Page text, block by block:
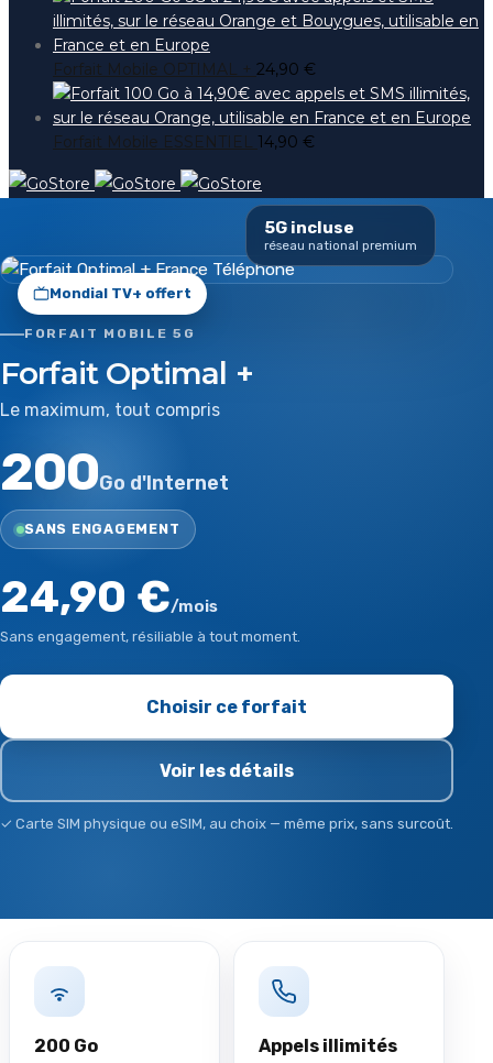
Forfait Mobile OPTIMAL + 24,90 €
Forfait Mobile ESSENTIEL 14,90 €
FORFAIT MOBILE 5G
Forfait Optimal +
Le maximum, tout compris
200Go d'Internet
SANS ENGAGEMENT
24,90 €/mois
Sans engagement, résiliable à tout moment.
Choisir ce forfait
Voir les détails
✓ Carte SIM physique ou eSIM, au choix — même prix, sans surcoût.
Mondial TV+ offert
5G incluse
réseau national premium
200 Go Appels illimités